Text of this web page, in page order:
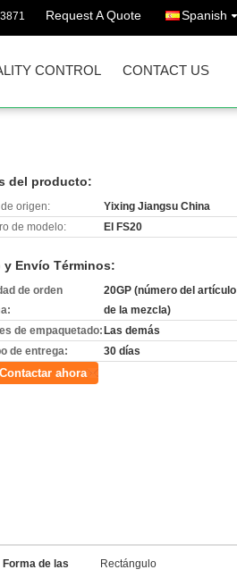
Request A Quote Spanish
CONTROL CONTACT US
del producto:
origen:
Yixing Jiangsu China
de modelo:
El FS20
y Envío Términos:
de orden
20GP (número del artículo
de la mezcla)
de empaquetado: Las demás
de entrega:
30 días
Contactar ahora
Forma de las
Rectángulo